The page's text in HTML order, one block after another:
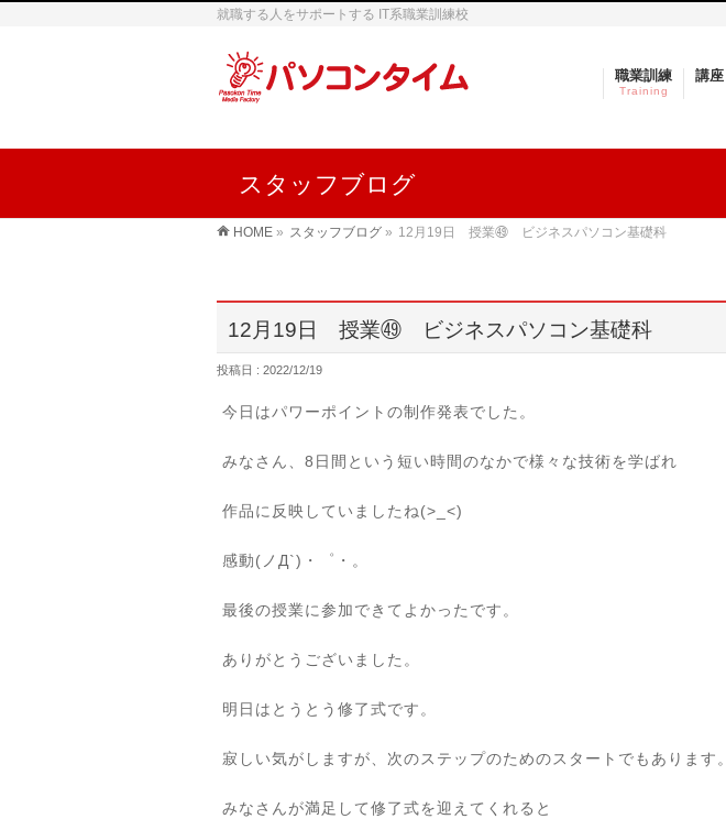
就職する人をサポートする IT系職業訓練校
職業訓練
Training
講座
スタッフブログ
HOME » スタッフブログ » 12月19日 授業㊾ ビジネスパソコン基礎科
12月19日 授業㊾ ビジネスパソコン基礎科
投稿日 : 2022/12/19
今日はパワーポイントの制作発表でした。
みなさん、8日間という短い時間のなかで様々な技術を学ばれ
作品に反映していましたね(>_<)
感動(ノД`)・゜・。
最後の授業に参加できてよかったです。
ありがとうございました。
明日はとうとう修了式です。
寂しい気がしますが、次のステップのためのスタートでもあります。
みなさんが満足して修了式を迎えてくれると